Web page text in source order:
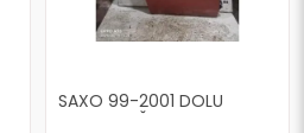
SAXO 99-2001 DOLU
KIRMIZI SAĞ ARKA KAPI